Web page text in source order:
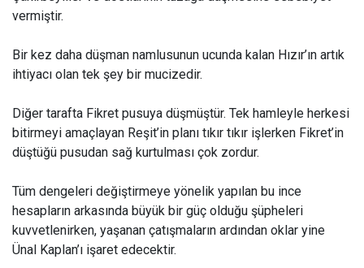
vermiştir.
Bir kez daha düşman namlusunun ucunda kalan Hızır’ın artık
ihtiyacı olan tek şey bir mucizedir.
Diğer tarafta Fikret pusuya düşmüştür. Tek hamleyle herkesi
bitirmeyi amaçlayan Reşit’in planı tıkır tıkır işlerken Fikret’in
düştüğü pusudan sağ kurtulması çok zordur.
Tüm dengeleri değiştirmeye yönelik yapılan bu ince
hesapların arkasında büyük bir güç olduğu şüpheleri
kuvvetlenirken, yaşanan çatışmaların ardından oklar yine
Ünal Kaplan’ı işaret edecektir.